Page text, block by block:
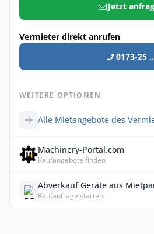
Jetzt
Vermieter direkt anrufen
0173-25
WEITERE OPTIONEN
Alle Mietangebote des
Machinery-Portal.com
Kaufangebote finden
Abverkauf Geräte aus
Kaufanfrage starten